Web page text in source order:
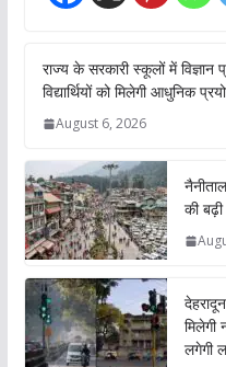
राज्य के सरकारी स्कूलों में
विद्यार्थियों को मिलेगी आधुनिक
August 6, 2026
की
लगेगी